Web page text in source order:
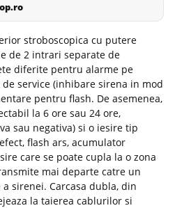
stroboscopica cu putere
de 2 intrari separate de
diferite pentru alarme pe
service (inhibare sirena in mod
pentru flash. De asemenea,
la 6 ore sau 24 ore,
sau negativa) si o iesire tip
flash ars, acumulator
care se poate cupla la o zona
mai departe catre un
sirenei. Carcasa dubla, din
la taierea cablurilor si